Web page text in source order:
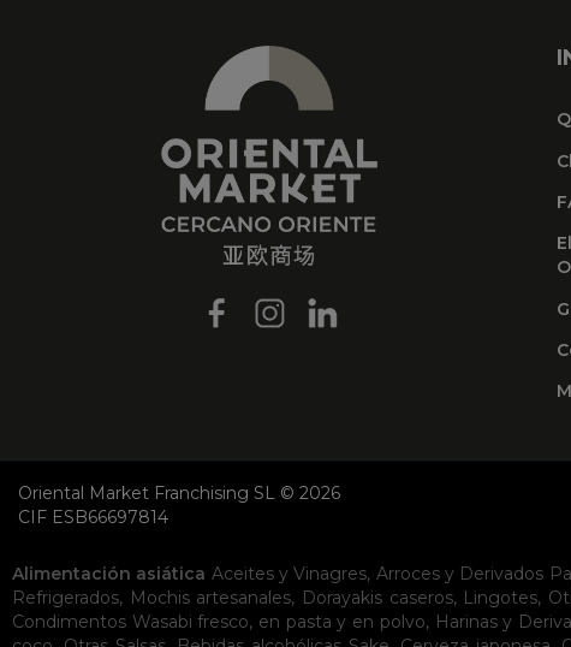
Oriental Market Franchising SL © 2026
CIF ESB66697814
Alimentación asiática Aceites y Vinagres, Arroces y Derivados
Refrigerados, Mochis artesanales, Dorayakis caseros, Lingotes,
Condimentos Wasabi fresco, en pasta y en polvo, Harinas y